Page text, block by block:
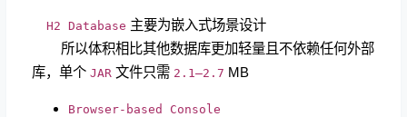
H2 Database 主要为嵌入式场景设计
所以体积相比其他数据库更加轻量且不依赖任何外部
库，单个 JAR 文件只需 2.1–2.7 MB
Browser-based Console